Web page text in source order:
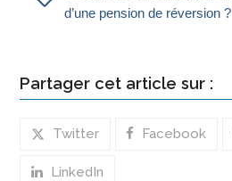
d’une pension de réversion ?
Partager cet article sur :
Twitter Facebook
LinkedIn